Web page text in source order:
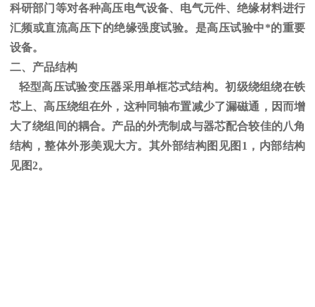
科研部门等对各种高压电气设备、电气元件、绝缘材料进行
汇频或直流高压下的绝缘强度试验。是高压试验中*的重要
设备。
二、产品结构
轻型高压试验变压器采用单框芯式结构。初级绕组绕在铁
芯上、高压绕组在外，这种同轴布置减少了漏磁通，因而增
大了绕组间的耦合。产品的外壳制成与器芯配合较佳的八角
结构，整体外形美观大方。其外部结构图见图 1 ，内部结构
见图2。